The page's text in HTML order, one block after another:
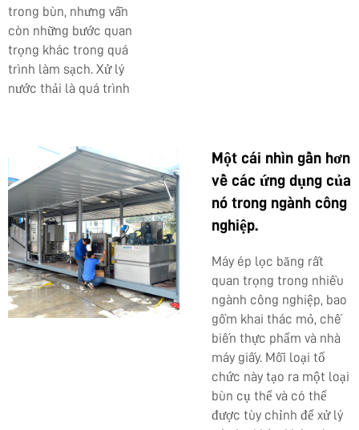
trong bùn, nhưng vẫn
còn những bước quan
trọng khác trong quá
trình làm sạch. Xử lý
nước thải là quá trình
Một cái nhìn gần hơn
về các ứng dụng của
nó trong ngành công
nghiệp.
Máy ép lọc băng rất
quan trọng trong nhiều
ngành công nghiệp, bao
gồm khai thác mỏ, chế
biến thực phẩm và nhà
máy giấy. Mỗi loại tổ
chức này tạo ra một loại
bùn cụ thể và có thể
được tùy chỉnh để xử lý